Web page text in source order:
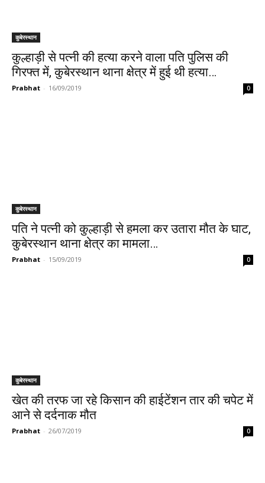
कुबेरस्थान
कुल्हाड़ी से पत्नी की हत्या करने वाला पति पुलिस की
गिरफ्त में, कुबेरस्थान थाना क्षेत्र में हुई थी हत्या…
Prabhat - 16/09/2019 0
कुबेरस्थान
पति ने पत्नी को कुल्हाड़ी से हमला कर उतारा मौत के घाट,
कुबेरस्थान थाना क्षेत्र का मामला…
Prabhat - 15/09/2019 0
कुबेरस्थान
खेत की तरफ जा रहे किसान की हाईटेंशन तार की चपेट में
आने से दर्दनाक मौत
Prabhat - 26/07/2019 0